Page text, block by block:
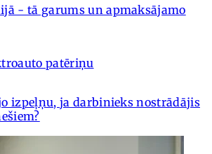
- tā garums un apmaksājamo
patēriņu
izpeļņu, ja darbinieks nostrādājis